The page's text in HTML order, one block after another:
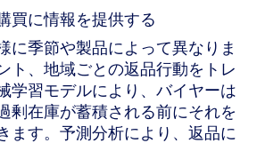
買に情報を提供する
に季節や製品によって異なりま
ト、地域ごとの返品行動をトレ
学習モデルにより、バイヤーは
剰在庫が蓄積される前にそれを
ます。予測分析により、返品に